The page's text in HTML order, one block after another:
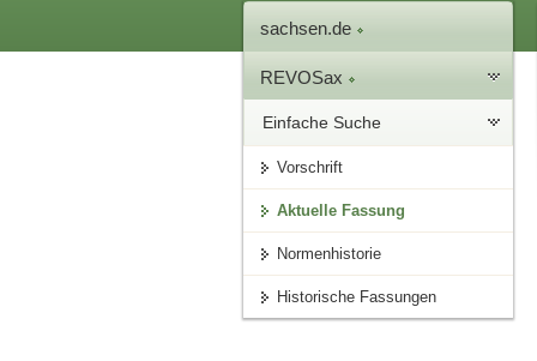
sachsen.de
REVOSax
Einfache Suche
Vorschrift
Aktuelle Fassung
Normenhistorie
Historische Fassungen